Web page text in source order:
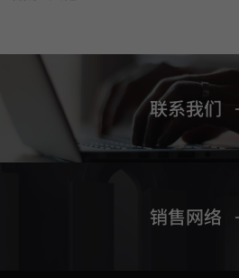
联系我们
销售网络